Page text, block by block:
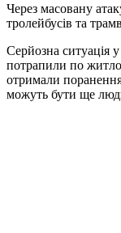
Через масовану
тролейбусів та
Серйозна ситуація
потрапили по
отримали
можуть бути ще